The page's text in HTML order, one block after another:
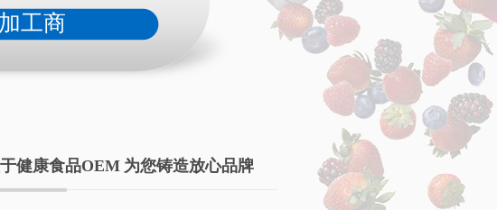
工商
健康食品OEM 为您铸造放心品牌